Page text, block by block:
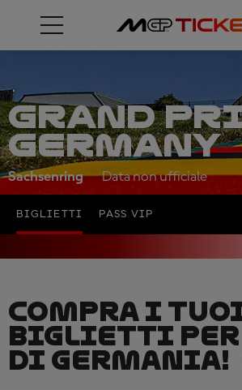
GRAND
GERMANY
Sachsenring Data non ufficiale
BIGLIETTI PASS VIP
COMPRA I
BIGLIETTI PER
DI GERMANIA!